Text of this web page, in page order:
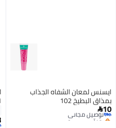
ايسنس لمعان الشفاه الجذاب
بمذاق البطيخ 102
10توصيل مجاني
بتخلّص بسرعة